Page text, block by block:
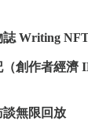
誌 Writing
創作者經濟
談無限回放